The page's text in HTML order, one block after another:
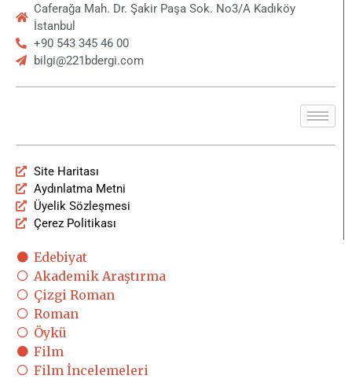
Caferağa Mah. Dr. Şakir Paşa Sok. No3/A Kadıköy
İstanbul
+90 543 345 46 00
bilgi@221bdergi.com
Site Haritası
Aydınlatma Metni
Üyelik Sözleşmesi
Çerez Politikası
Edebiyat
Akademik Araştırma
Çizgi Roman
Roman
Öykü
Film
Film İncelemeleri